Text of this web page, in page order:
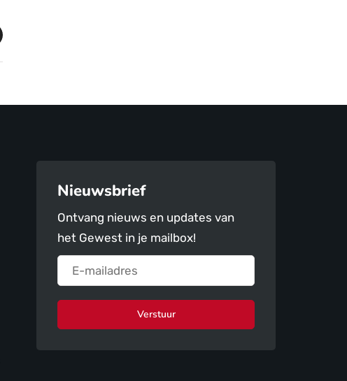
Nieuwsbrief
Ontvang nieuws en updates van
het Gewest in je mailbox!
Verstuur